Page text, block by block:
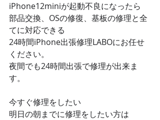
iPhone12miniが起動不良になったら
部品交換、OSの修復、基板の修理と全
てに対応できる
24時間iPhone出張修理LABOにお任せ
ください。
夜間でも24時間出張で修理が出来ま
す。
今すぐ修理をしたい
明日の朝までに修理をしたい方は